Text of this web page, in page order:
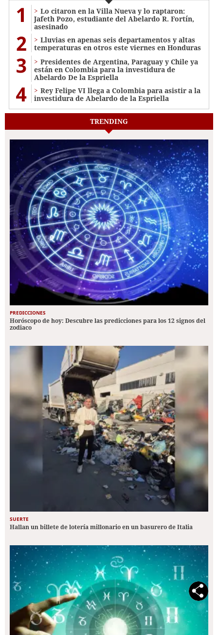
1
Lo citaron en la Villa Nueva y lo raptaron:
Jafeth Pozo, estudiante del Abelardo R. Fortín,
asesinado
2
Lluvias en apenas seis departamentos y altas
temperaturas en otros este viernes en Honduras
3
Presidentes de Argentina, Paraguay y Chile ya
están en Colombia para la investidura de
Abelardo De la Espriella
4
Rey Felipe VI llega a Colombia para asistir a la
investidura de Abelardo de la Espriella
TRENDING
PREDICCIONES
Horóscopo de hoy: Descubre las predicciones para los 12 signos del
zodiaco
SUERTE
Hallan un billete de lotería millonario en un basurero de Italia